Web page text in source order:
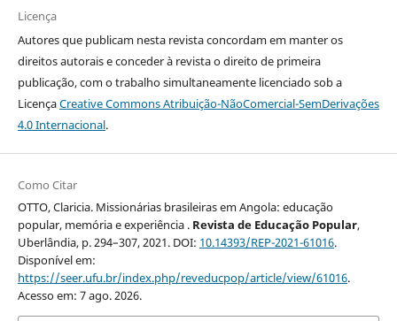
Licença
Autores que publicam nesta revista concordam em manter os
direitos autorais e conceder à revista o direito de primeira
publicação, com o trabalho simultaneamente licenciado sob a
LicençaCreative Commons Atribuição-NãoComercial-SemDerivações
4.0 Internacional.
Como Citar
OTTO, Claricia. Missionárias brasileiras em Angola: educação
popular, memória e experiência . Revista de Educação Popular,
Uberlândia, p. 294–307, 2021. DOI: 10.14393/REP-2021-61016.
Disponível em:
https://seer.ufu.br/index.php/reveducpop/article/view/61016.
Acesso em: 7 ago. 2026.